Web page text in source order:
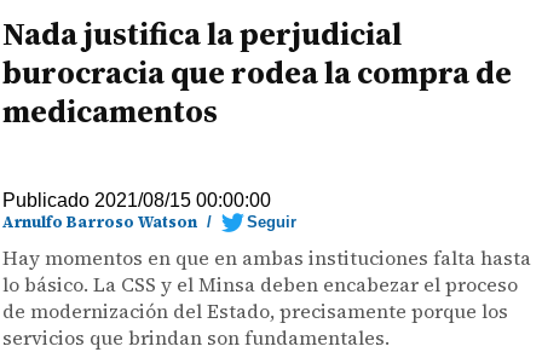
Nada justifica la perjudicial
burocracia que rodea la compra de
medicamentos
Publicado 2021/08/15 00:00:00
Arnulfo Barroso Watson / Seguir
Hay momentos en que en ambas instituciones falta hasta
lo básico. La CSS y el Minsa deben encabezar el proceso
de modernización del Estado, precisamente porque los
servicios que brindan son fundamentales.